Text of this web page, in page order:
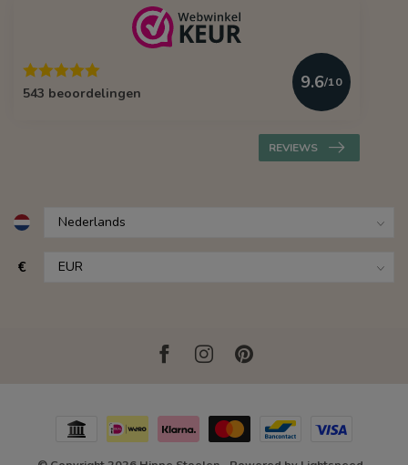
543 beoordelingen
9.6/10
REVIEWS
€